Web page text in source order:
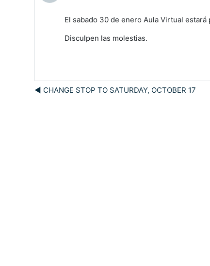
El sabado 30 de enero Aula Virtual
Disculpen las molestias.
◀︎ CHANGE STOP TO SATURDAY, OCTOBER 17